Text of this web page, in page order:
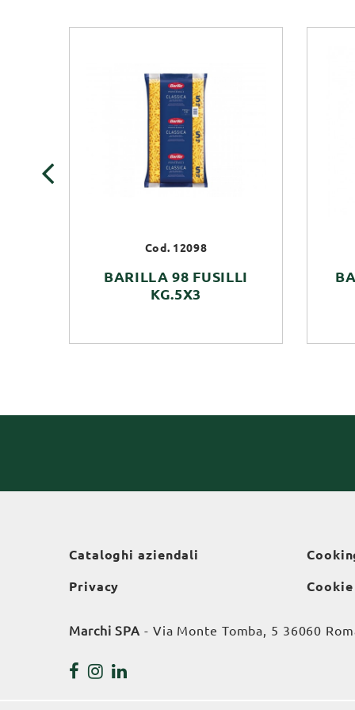
Cod. 12098
BARILLA 98 FUSILLI
KG.5X3
Cataloghi aziendali
Privacy
Marchi SPA - Via Monte Tomba, 5 36060